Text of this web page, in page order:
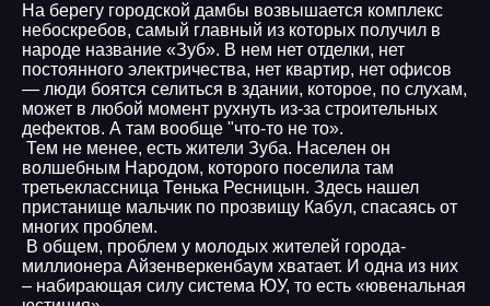
На берегу городской дамбы возвышается комплекс
небоскребов, самый главный из которых получил в
народе название «Зуб». В нем нет отделки, нет
постоянного электричества, нет квартир, нет офисов
— люди боятся селиться в здании, которое, по слухам,
может в любой момент рухнуть из-за строительных
дефектов. А там вообще "что-то не то».
Тем не менее, есть жители Зуба. Населен он
волшебным Народом, которого поселила там
третьеклассница Тенька Ресницын. Здесь нашел
пристанище мальчик по прозвищу Кабул, спасаясь от
многих проблем.
В общем, проблем у молодых жителей города-
миллионера Айзенверкенбаум хватает. И одна из них
– набирающая силу система ЮУ, то есть «ювенальная